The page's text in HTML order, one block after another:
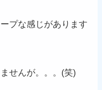
プな感じがあります
せんが。。。(笑)